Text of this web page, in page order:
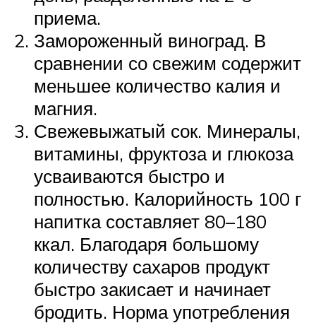
приема.
Замороженный виноград. В
сравнении со свежим содержит
меньшее количество калия и
магния.
Свежевыжатый сок. Минералы,
витамины, фруктоза и глюкоза
усваиваются быстро и
полностью. Калорийность 100 г
напитка составляет 80–180
ккал. Благодаря большому
количеству сахаров продукт
быстро закисает и начинает
бродить. Норма употребления